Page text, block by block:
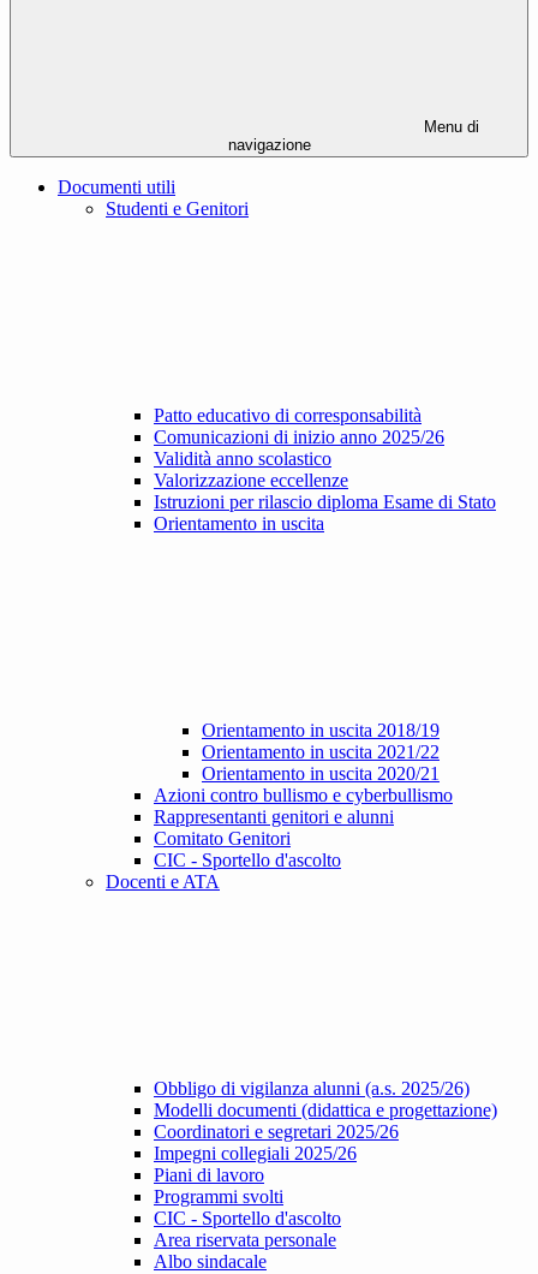
Menu di
navigazione
Documenti utili
Studenti e Genitori
Patto educativo di corresponsabilità
Comunicazioni di inizio anno 2025/26
Validità anno scolastico
Valorizzazione eccellenze
Istruzioni per rilascio diploma Esame di Stato
Orientamento in uscita
Orientamento in uscita 2018/19
Orientamento in uscita 2021/22
Orientamento in uscita 2020/21
Azioni contro bullismo e cyberbullismo
Rappresentanti genitori e alunni
Comitato Genitori
CIC - Sportello d'ascolto
Docenti e ATA
Obbligo di vigilanza alunni (a.s. 2025/26)
Modelli documenti (didattica e progettazione)
Coordinatori e segretari 2025/26
Impegni collegiali 2025/26
Piani di lavoro
Programmi svolti
CIC - Sportello d'ascolto
Area riservata personale
Albo sindacale